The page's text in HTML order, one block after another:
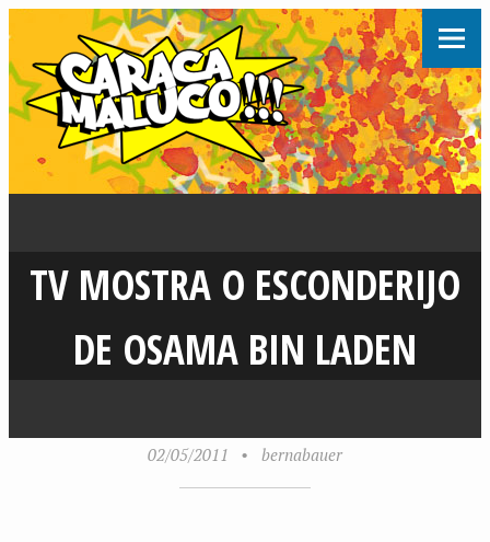
TV MOSTRA O ESCONDERIJO
DE OSAMA BIN LADEN
02/05/2011 • bernabauer